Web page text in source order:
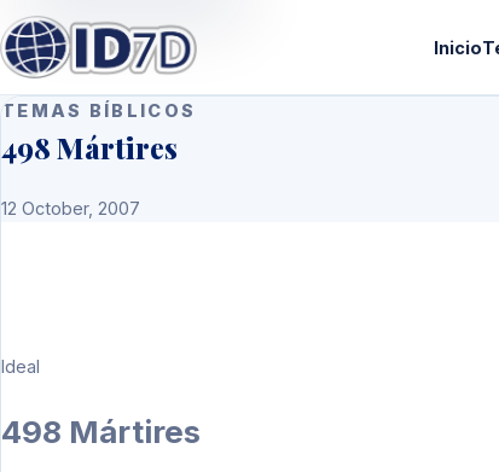
Inicio
TEMAS BÍBLICOS
498 Mártires
12 October, 2007
Ideal
498 Mártires